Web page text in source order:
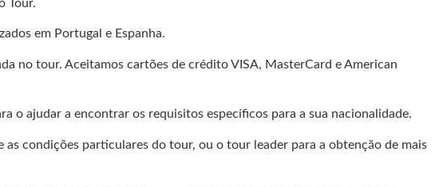
Tour.
em Portugal e Espanha.
no tour. Aceitamos cartões de crédito VISA, MasterCard e American
o ajudar a encontrar os requisitos específicos para a sua nacionalidade.
condições particulares do tour, ou o tour leader para a obtenção de mais